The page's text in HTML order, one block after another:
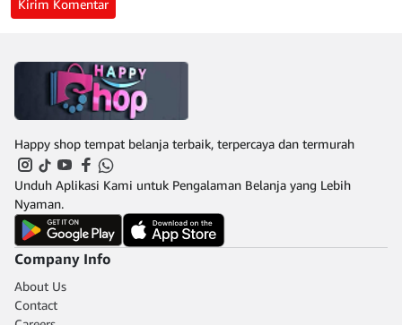
Happy shop tempat belanja terbaik, terpercaya dan termurah
Unduh Aplikasi Kami untuk Pengalaman Belanja yang Lebih
Nyaman.
Company Info
About Us
Contact